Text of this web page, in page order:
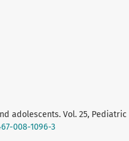
adolescents. Vol. 25, Pediatric
008-1096-3